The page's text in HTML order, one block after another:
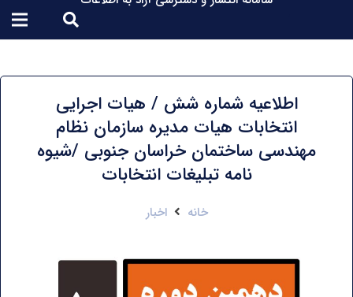
اطلاعیه شماره شش / هیات اجرایی
انتخابات هیات مدیره سازمان نظام
مهندسی ساختمان خراسان جنوبی /شیوه
نامه تبلیغات انتخابات
خانه اخبار